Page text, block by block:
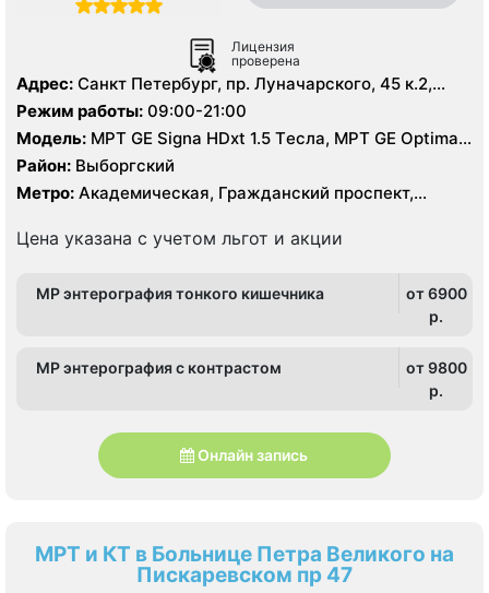
Лицензия
проверена
Адрес: Санкт Петербург, пр. Луначарского, 45 к.2,
литер А
Режим работы: 09:00-21:00
Модель: МРТ GE Signa HDxt 1.5 Tесла, МРТ GE Optima
MR 360 1.5 Tесла, KT GE Optim 64 среза, УЗИ, Рентген
Район: Выборгский
Метро: Академическая, Гражданский проспект,
Цена указана с учетом льгот и акции
МР энтерография тонкого кишечника
от 6900
p.
МР энтерография с контрастом
от 9800
p.
Онлайн запись
МРТ и КТ в Больнице Петра Великого на
Пискаревском пр 47